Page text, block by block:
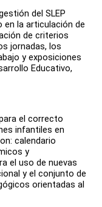
del SLEP
la articulación de
de criterios
jornadas, los
y exposiciones
Educativo,
el correcto
infantiles en
calendario
y
el uso de nuevas
y el conjunto de
orientadas al